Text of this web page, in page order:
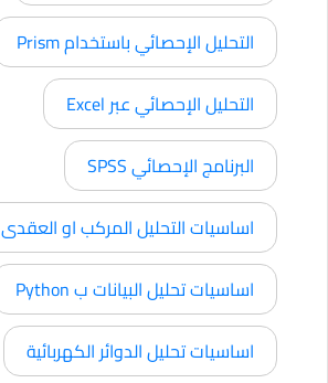
التحليل الإحصائي باستخدام Prism
التحليل الإحصائي عبر Excel
البرنامج الإحصائي SPSS
اساسيات التحليل المركب او العقدى
اساسيات تحليل البيانات ب Python
اساسيات تحليل الدوائر الكهربائية